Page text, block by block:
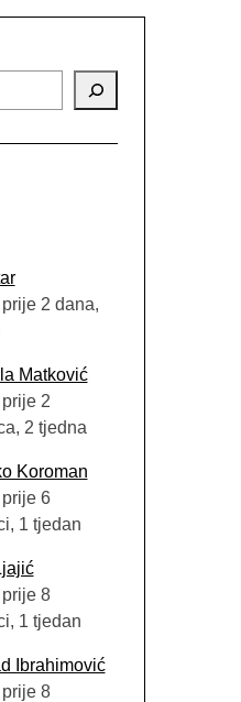
2 dana,
Matković
2
2 tjedna
Koroman
6
1 tjedan
8
1 tjedan
Ibrahimović
8